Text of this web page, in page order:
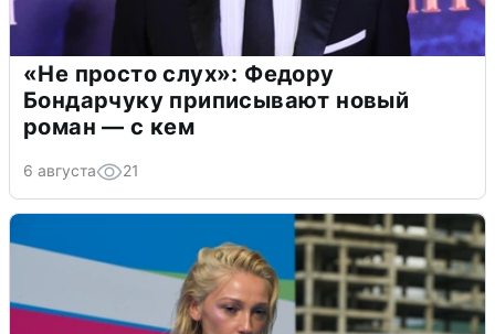
«Не просто слух»: Федору
Бондарчуку приписывают новый
роман — с кем
6 августа 21